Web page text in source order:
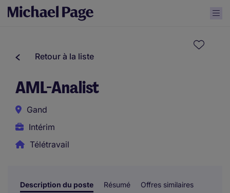
Retour à la liste
AML-Analist
Gand
Intérim
Télétravail
Description du poste Résumé Offres similaires